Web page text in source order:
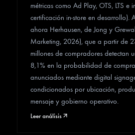
métricas como Ad Play, OTS, LTS e
certificación in-store en desarrollo).
ahora Herhausen, de Jong y
Marketing, 2026), que a partir de
millones de compradores detectan
8,1% en la probabilidad de
anunciados mediante digital
condicionados por ubicación,
mensaje y gobierno operativo.
Leer análisis